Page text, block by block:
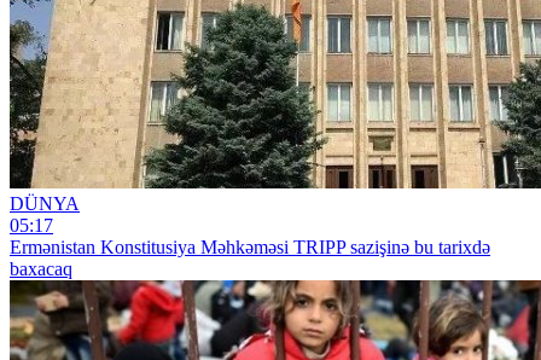
DÜNYA
05:17
Ermənistan Konstitusiya Məhkəməsi TRIPP sazişinə bu tarixdə
baxacaq